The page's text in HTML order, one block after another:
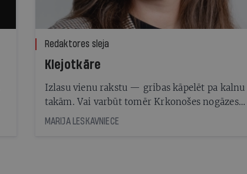
Redaktores sleja
Klejotkāre
Izlasu vienu rakstu — gribas kāpelēt pa kalnu
takām. Vai varbūt tomēr Krkonošes nogāzes
izbraukt ar elektrovelosipēdu, godīgi
MARIJA LESKAVNIECE